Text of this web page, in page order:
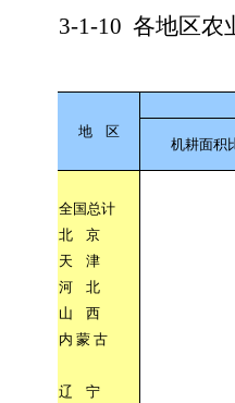
3-1-10 各地区农
地 区
机耕面积
全国总计
北
京
天
津
河
北
山
西
内 蒙 古
辽 宁